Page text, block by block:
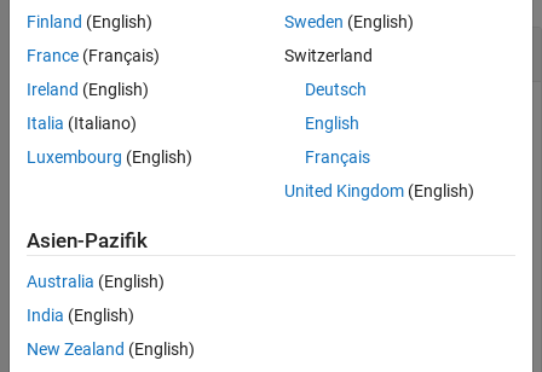
Draw Red Triangle on Block Mask Icon
Use this command to create a red triangle on the block mask
icon.
patch([0 0.5 1], [0 1 0], [1 0 0])
Finland (English)
France (Français)
Ireland (English)
Italia (Italiano)
Luxembourg (English)
Sweden (English)
Switzerland
Deutsch
English
Français
United Kingdom(English)
Asien-Pazifik
Australia (English)
India (English)
New Zealand (English)